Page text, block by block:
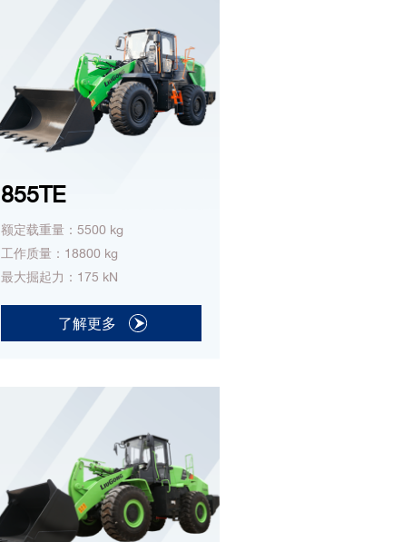
855TE
额定载重量：5500 kg
工作质量：18800 kg
最大掘起力：175 kN
了解更多